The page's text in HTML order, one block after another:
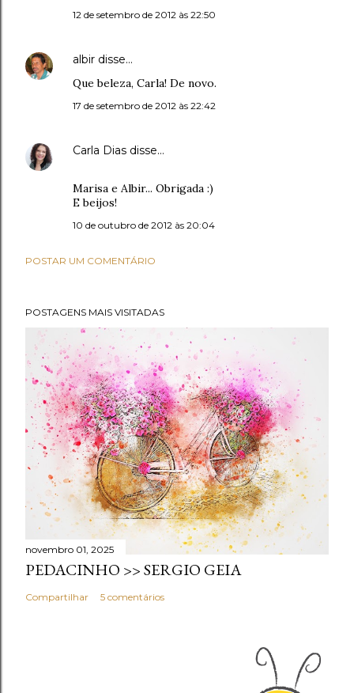
12 de setembro de 2012 às 22:50
albir disse…
Que beleza, Carla! De novo.
17 de setembro de 2012 às 22:42
Carla Dias disse…
Marisa e Albir... Obrigada :)
E beijos!
10 de outubro de 2012 às 20:04
POSTAR UM COMENTÁRIO
POSTAGENS MAIS VISITADAS
novembro 01, 2025
PEDACINHO >> SERGIO GEIA
Compartilhar 5 comentários